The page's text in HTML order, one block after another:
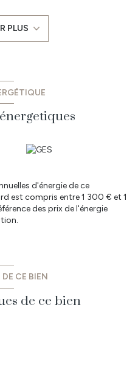
équipée d'une douche à
deux chambres lumineuses
un WC séparé. Le tout sur un
ce bien est exposé sont
à vendre et à louer sur le
Lucs sur Boulogne,
aussi sur le secteur du
Pont St Martin, St
contacter
Immobilier au 06 67 93 40 68
PLUS
d'énergie de ce
est compris entre 1 300 € et 1
des prix de l'énergie
CE BIEN
de ce bien